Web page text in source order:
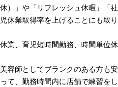
）」や「リフレッシュ休暇」「
休業取得率を上げることにも取り
業、育児短時間勤務、時間単位
容師としてブランクのある方も
て、勤務時間内に店舗で練習をし